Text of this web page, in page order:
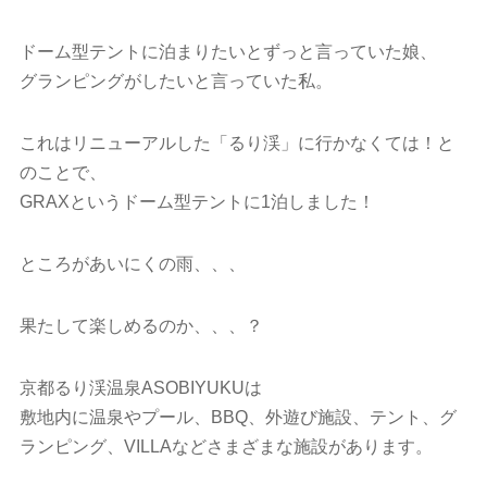
ドーム型テントに泊まりたいとずっと言っていた娘、
グランピングがしたいと言っていた私。
これはリニューアルした「るり渓」に行かなくては！と
のことで、
GRAXというドーム型テントに1泊しました！
ところがあいにくの雨、、、
果たして楽しめるのか、、、？
京都るり渓温泉ASOBIYUKUは
敷地内に温泉やプール、BBQ、外遊び施設、テント、グ
ランピング、VILLAなどさまざまな施設があります。